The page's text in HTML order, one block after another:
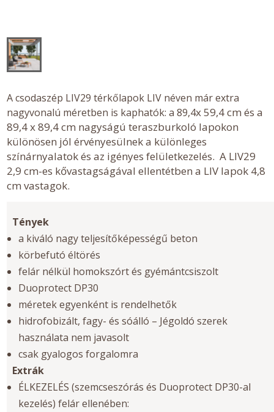
A csodaszép LIV29 térkőlapok LIV néven már extra
nagyvonalú méretben is kaphatók: a 89,4x 59,4 cm és a
89,4 x 89,4 cm nagyságú teraszburkoló lapokon
különösen jól érvényesülnek a különleges
színárnyalatok és az igényes felületkezelés. A LIV29
2,9 cm-es kővastagságával ellentétben a LIV lapok 4,8
cm vastagok.
Tények
a kiváló nagy teljesítőképességű beton
körbefutó éltörés
felár nélkül homokszórt és gyémántcsiszolt
Duoprotect DP30
méretek egyenként is rendelhetők
hidrofobizált, fagy- és sóálló – Jégoldó szerek
használata nem javasolt
csak gyalogos forgalomra
Extrák
ÉLKEZELÉS (szemcseszórás és Duoprotect DP30-al
kezelés) felár ellenében: